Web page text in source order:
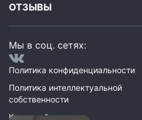
ОТЗЫВЫ
Мы в соц. сетях:
Политика конфиденциальности
Политика интеллектуальной
собственности
Карта сайта